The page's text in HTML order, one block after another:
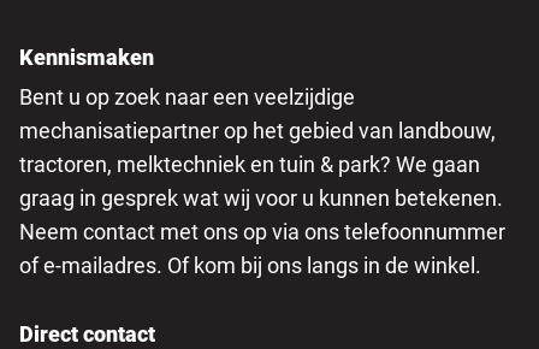
Kennismaken
Bent u op zoek naar een veelzijdige
mechanisatiepartner op het gebied van landbouw,
tractoren, melktechniek en tuin & park? We gaan
graag in gesprek wat wij voor u kunnen betekenen.
Neem contact met ons op via ons telefoonnummer
of e-mailadres. Of kom bij ons langs in de winkel.
Direct contact